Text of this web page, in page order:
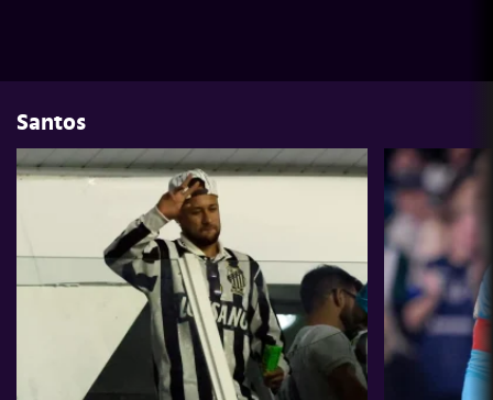
Santos